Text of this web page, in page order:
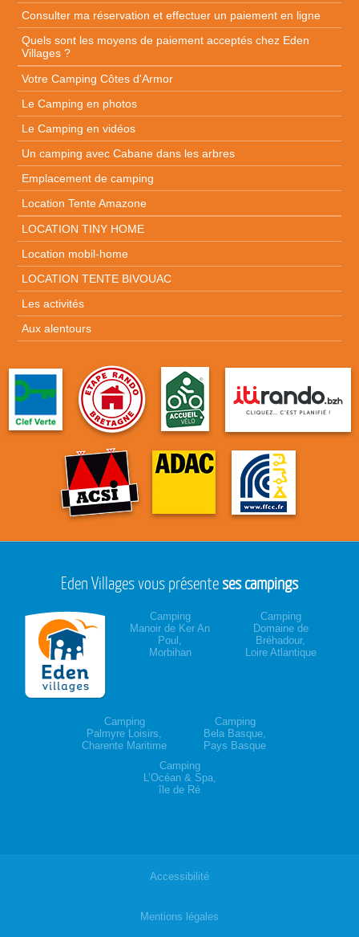
Consulter ma réservation et effectuer un paiement en ligne
Quels sont les moyens de paiement acceptés chez Eden
Villages ?
Votre Camping Côtes d'Armor
Le Camping en photos
Le Camping en vidéos
Un camping avec Cabane dans les arbres
Emplacement de camping
Location Tente Amazone
LOCATION TINY HOME
Location mobil-home
LOCATION TENTE BIVOUAC
Les activités
Aux alentours
Eden Villages vous présenteses campings
Camping
Manoir de Ker An
Poul,
Morbihan
Camping
Domaine de
Bréhadour,
Loire Atlantique
Camping
Palmyre Loisirs,
Charente Maritime
Camping
Bela Basque,
Pays Basque
Camping
L’Océan & Spa,
île de Ré
Accessibilité
Mentions légales